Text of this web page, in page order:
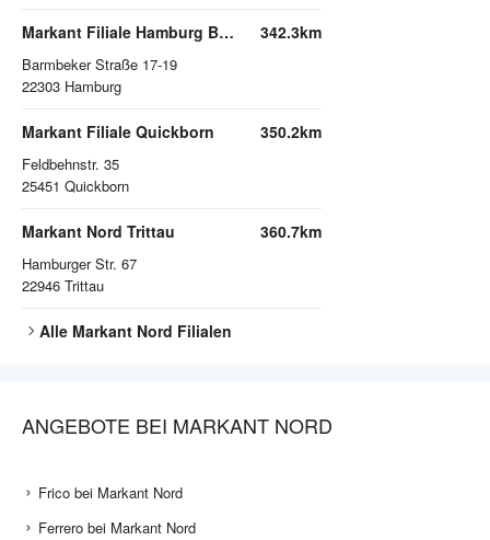
Markant Filiale Hamburg Barmbeker Straße
Barmbeker Straße 17-19
22303 Hamburg
342.3km
Markant Filiale Quickborn
Feldbehnstr. 35
25451 Quickborn
350.2km
Markant Nord Trittau
Hamburger Str. 67
22946 Trittau
360.7km
Alle Markant Nord Filialen
ANGEBOTE BEI MARKANT NORD
Frico bei Markant Nord
Ferrero bei Markant Nord